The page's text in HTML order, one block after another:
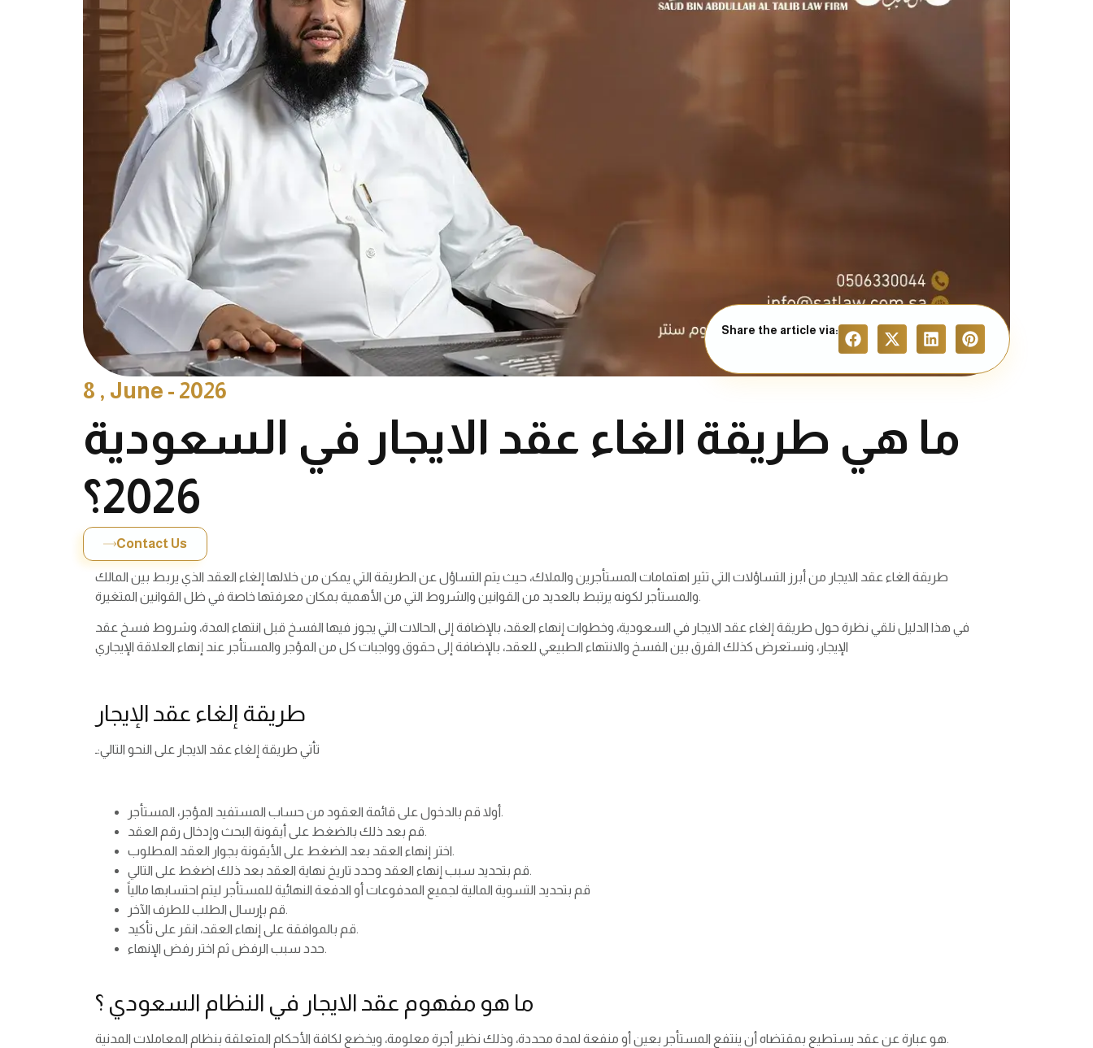
Share the article via:
8 , June - 2026
ما هي طريقة الغاء عقد الايجار في السعودية
2026؟
Contact Us
طريقة الغاء عقد الايجار من أبرز التساؤلات التي تثير اهتمامات المستأجرين والملاك، حيث يتم التساؤل عن الطريقة التي يمكن من خلالها إلغاء العقد الذي يربط بين المالك
والمستأجر لكونه يرتبط بالعديد من القوانين والشروط التي من الأهمية بمكان معرفتها خاصة في ظل القوانين المتغيرة.
في هذا الدليل نلقي نظرة حول طريقة إلغاء عقد الايجار في السعودية، وخطوات إنهاء العقد، بالإضافة إلى الحالات التي يجوز فيها الفسخ قبل انتهاء المدة، وشروط فسخ عقد
الإيجار، ونستعرض كذلك الفرق بين الفسخ والانتهاء الطبيعي للعقد، بالإضافة إلى حقوق وواجبات كل من المؤجر والمستأجر عند إنهاء العلاقة الإيجاري
طريقة إلغاء عقد الإيجار
تأتي طريقة إلغاء عقد الايجار على النحو التالي:ـ
أولا قم بالدخول على قائمة العقود من حساب المستفيد المؤجر، المستأجر.
قم بعد ذلك بالضغط على أيقونة البحث وإدخال رقم العقد.
اختر إنهاء العقد بعد الضغط على الأيقونة بجوار العقد المطلوب.
قم بتحديد سبب إنهاء العقد وحدد تاريخ نهاية العقد بعد ذلك اضغط على التالي.
قم بتحديد التسوية المالية لجميع المدفوعات أو الدفعة النهائية للمستأجر ليتم احتسابها مالياً
قم بإرسال الطلب للطرف الآخر.
قم بالموافقة على إنهاء العقد، انقر على تأكيد.
حدد سبب الرفض ثم اختر رفض الإنهاء.
ما هو مفهوم عقد الايجار في النظام السعودي ؟
هو عبارة عن عقد يستطيع بمقتضاه أن ينتفع المستأجر بعين أو منفعة لمدة محددة، وذلك نظير أجرة معلومة، ويخضع لكافة الأحكام المتعلقة بنظام المعاملات المدنية.